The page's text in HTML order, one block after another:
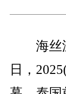
海丝温
日，